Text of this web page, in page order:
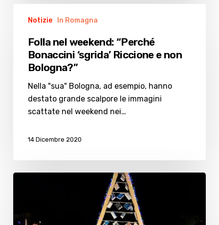
“Perché
Bonaccini
‘sgrida’
Riccione
Notizie In Romagna
Folla nel weekend: “Perché
Bonaccini ‘sgrida’ Riccione e non
Bologna?”
Nella "sua" Bologna, ad esempio, hanno
destato grande scalpore le immagini
scattate nel weekend nei…
14 Dicembre 2020